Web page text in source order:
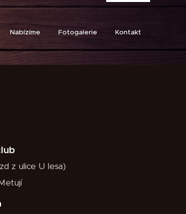
Nabízíme Fotogalerie Kontakt
z ulice U lesa)